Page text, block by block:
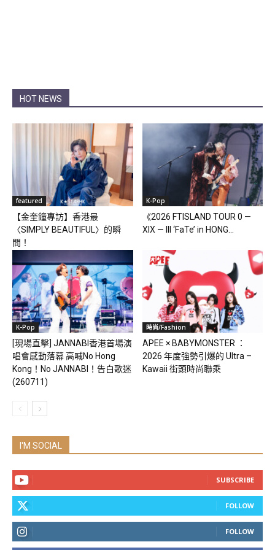
HOT NEWS
featured
【金奎鐘專訪】香港最
〈SIMPLY BEAUTIFUL〉的瞬
間！
K-Pop
《2026 FTISLAND TOUR 0 —
XIX — III ‘FaTe’ in HONG...
K-Pop
[現場直擊] JANNABI香港首場演
唱會感動落幕 高喊No Hong
Kong！No JANNABI！告白歌迷
(260711)
時尚/Fashion
APEE × BABYMONSTER ：
2026 年度強勢引爆的 Ultra –
Kawaii 街頭時尚聯乘
I'M SOCIAL
SUBSCRIBE
FOLLOW
FOLLOW